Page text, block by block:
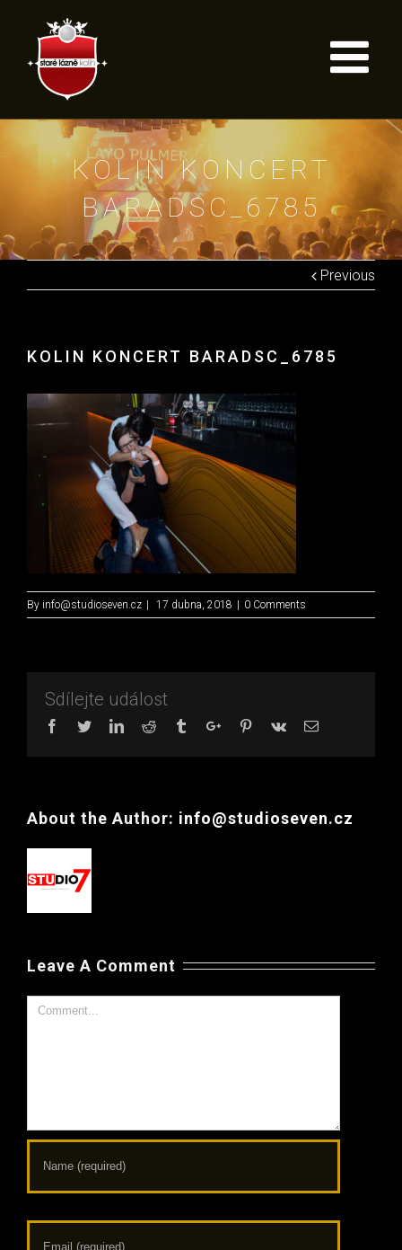
KOLIN KONCERT
BARADSC_6785
Previous
KOLIN KONCERT BARADSC_6785
By info@studioseven.cz 17 dubna, 2018 0 Comments
Sdílejte událost
Facebook
TwitterLinkedinReddit TumblrGoogle+Pinterest
Vk Email
About the Author: info@studioseven.cz
Leave A Comment
Comment